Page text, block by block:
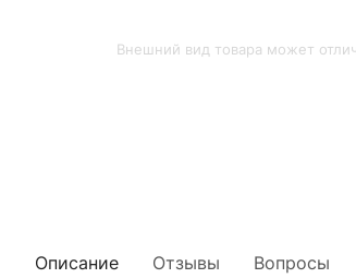
Внешний вид товара может
Описание Отзывы Вопросы